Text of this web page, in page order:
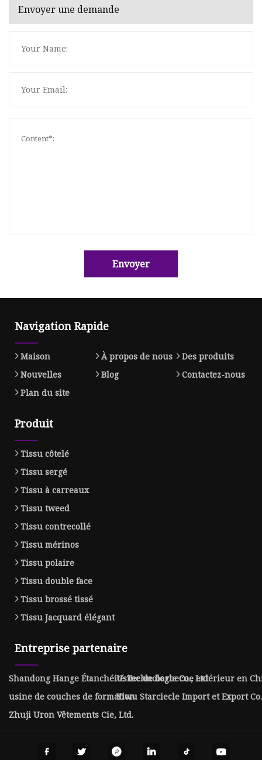
Envoyer une demande
Envoyer
Navigation Rapide
Maison À propos de nous
Des produits
Nouvelles
Blog
Contactez-nous
Plan du site
Produit
Tissu côtelé
Tissu sergé
Tissu à carreaux
Tissu tweed
Tissu contrecollé
Tissu mérinos
Tissu polaire
Tissu double face
Tissu brossé tissé
Tissu Jacquard élégant
Entreprise partenaire
Shandong Hange Étanchéité Technologie Co., Ltd
Usine de barbecue extérieur en
usine de couches de formationYiwu Starciecle Import et Export
Zhuji Uron Vêtements Cie, Ltd.